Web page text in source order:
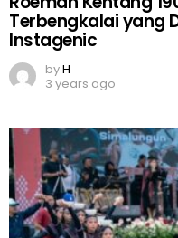
Terbengkalai yang
Instagenic
byH
3 years ago